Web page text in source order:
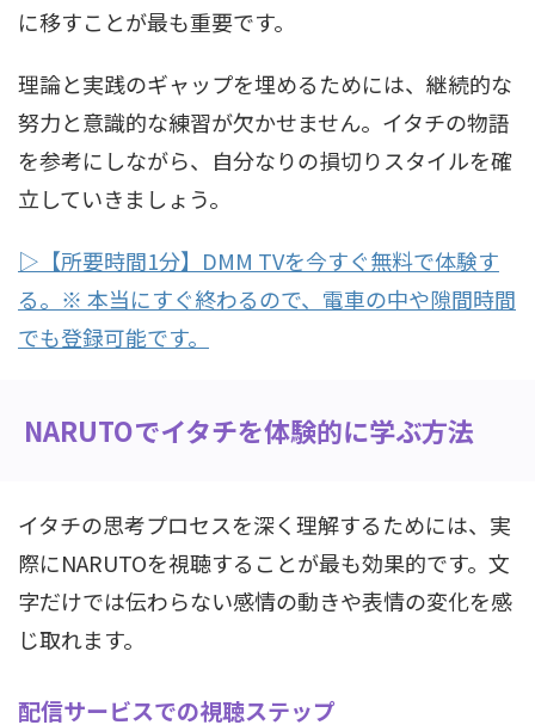
に移すことが最も重要です。
理論と実践のギャップを埋めるためには、継続的な
努力と意識的な練習が欠かせません。イタチの物語
を参考にしながら、自分なりの損切りスタイルを確
立していきましょう。
▷【所要時間1分】DMM TVを今すぐ無料で体験す
る。※ 本当にすぐ終わるので、電車の中や隙間時間
でも登録可能です。
NARUTOでイタチを体験的に学ぶ方法
イタチの思考プロセスを深く理解するためには、実
際にNARUTOを視聴することが最も効果的です。文
字だけでは伝わらない感情の動きや表情の変化を感
じ取れます。
配信サービスでの視聴ステップ